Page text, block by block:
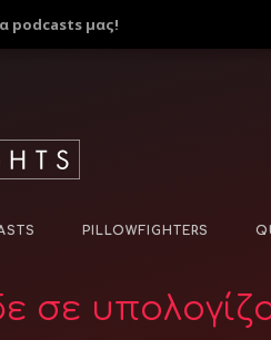
podcasts μας!
PILLOWFIGHTERS
σε